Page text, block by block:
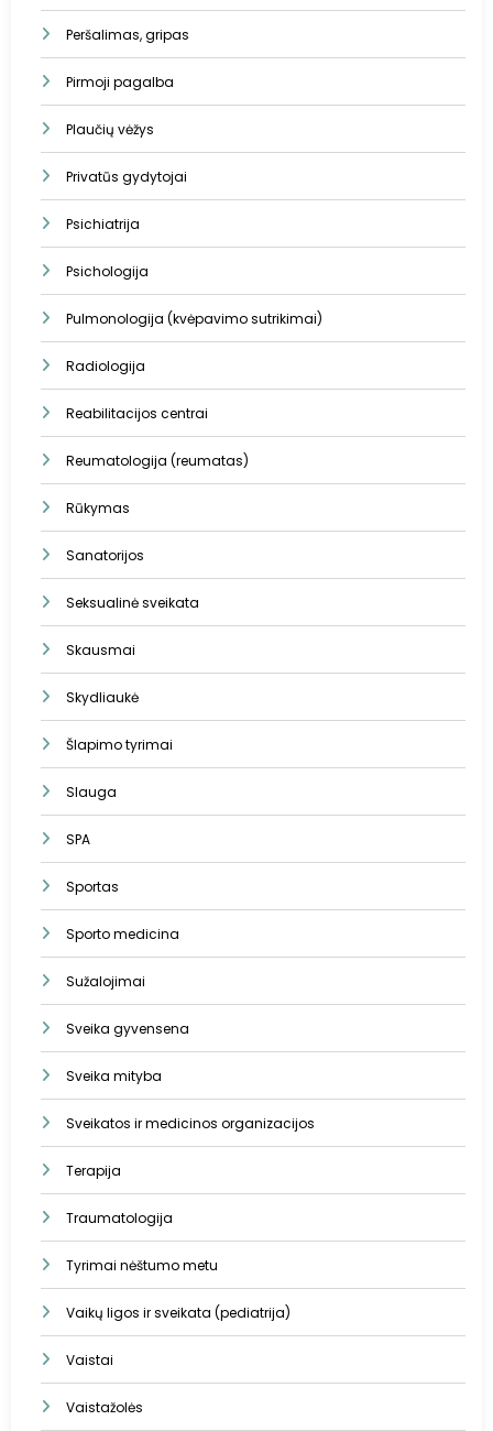
Peršalimas, gripas
Pirmoji pagalba
Plaučių vėžys
Privatūs gydytojai
Psichiatrija
Psichologija
Pulmonologija (kvėpavimo sutrikimai)
Radiologija
Reabilitacijos centrai
Reumatologija (reumatas)
Rūkymas
Sanatorijos
Seksualinė sveikata
Skausmai
Skydliaukė
Šlapimo tyrimai
Slauga
SPA
Sportas
Sporto medicina
Sužalojimai
Sveika gyvensena
Sveika mityba
Sveikatos ir medicinos organizacijos
Terapija
Traumatologija
Tyrimai nėštumo metu
Vaikų ligos ir sveikata (pediatrija)
Vaistai
Vaistažolės